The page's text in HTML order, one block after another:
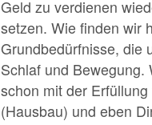
Geld zu verdienen
setzen. Wie finden wir
Grundbedürfnisse, die
Schlaf und
schon mit der
(Hausbau) und eben